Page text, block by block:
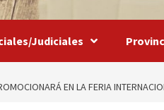
Judiciales
EN LA FERIA